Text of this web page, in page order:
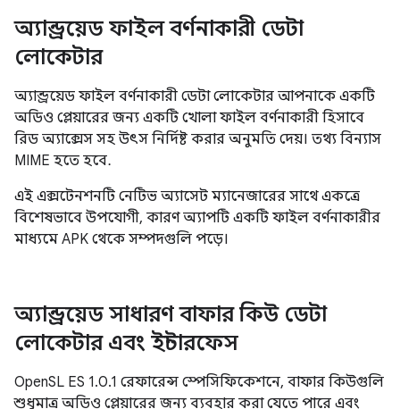
অ্যান্ড্রয়েড ফাইল বর্ণনাকারী ডেটা
লোকেটার
অ্যান্ড্রয়েড ফাইল বর্ণনাকারী ডেটা লোকেটার আপনাকে একটি
অডিও প্লেয়ারের জন্য একটি খোলা ফাইল বর্ণনাকারী হিসাবে
রিড অ্যাক্সেস সহ উৎস নির্দিষ্ট করার অনুমতি দেয়। তথ্য বিন্যাস
MIME হতে হবে.
এই এক্সটেনশনটি নেটিভ অ্যাসেট ম্যানেজারের সাথে একত্রে
বিশেষভাবে উপযোগী, কারণ অ্যাপটি একটি ফাইল বর্ণনাকারীর
মাধ্যমে APK থেকে সম্পদগুলি পড়ে।
অ্যান্ড্রয়েড সাধারণ বাফার কিউ ডেটা
লোকেটার এবং ইন্টারফেস
OpenSL ES 1.0.1 রেফারেন্স স্পেসিফিকেশনে, বাফার কিউগুলি
শুধুমাত্র অডিও প্লেয়ারের জন্য ব্যবহার করা যেতে পারে এবং